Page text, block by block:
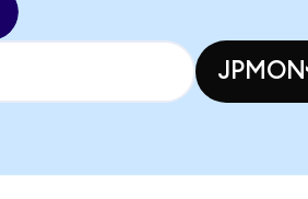
JPMON